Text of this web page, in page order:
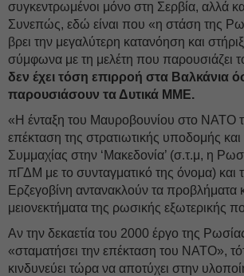
συγκεντρωμένοι μόνο στη Σερβία, αλλά
Συνεπώς, εδώ είναι που «η στάση της
βρει την μεγαλύτερη κατανόηση και
σύμφωνα με τη μελέτη που παρουσιάζει
δεν έχει τόση επιρροή στα Βαλκάνια
παρουσιάσουν τα Δυτικά ΜΜΕ.
«Η ένταξη του Μαυροβουνίου στο ΝΑΤΟ
επέκταση της στρατιωτικής υποδομής
Συμμαχίας στην ‘Μακεδονία’ (σ.τ.μ, η
πΓΔΜ με το συνταγματικό της όνομα) και
Ερζεγοβίνη αντανακλούν τα προβλήματα
μειονεκτήματα της ρωσικής εξωτερικής
Αν την δεκαετία του 2000 έργο της
«σταματήσει την επέκταση του ΝΑΤΟ»,
κινδυνεύει τώρα να αποτύχει στην